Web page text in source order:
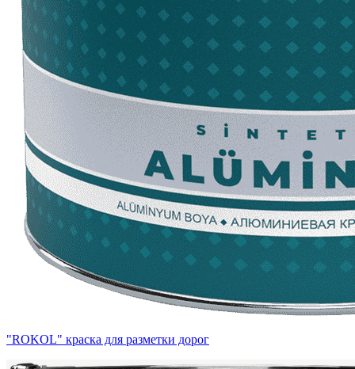
"ROKOL" краска для разметки дорог